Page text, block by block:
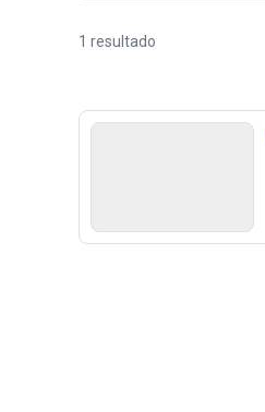
1 resultado